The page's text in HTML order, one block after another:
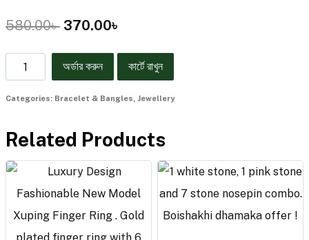
580.00৳ 370.00৳
অর্ডার করুন কার্টে রাখুন
Categories: Bracelet & Bangles, Jewellery
Related Products